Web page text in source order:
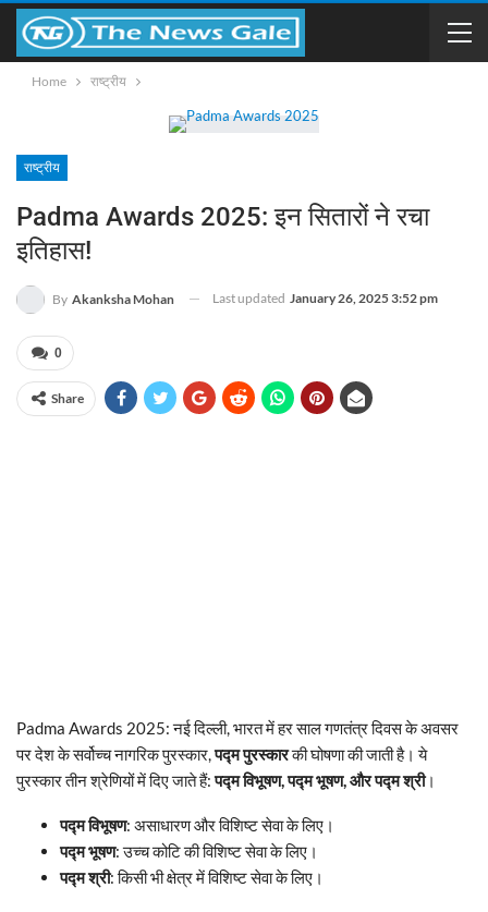
Home राष्ट्रीय
राष्ट्रीय
Padma Awards 2025: इन सितारों ने रचा
इतिहास!
By Akanksha Mohan Last updated January 26, 2025 3:52 pm
0
Share
Padma Awards 2025: नई दिल्ली, भारत में हर साल गणतंत्र दिवस के अवसर
पर देश के सर्वोच्च नागरिक पुरस्कार,पद्म पुरस्कारकी घोषणा की जाती है। ये
पुरस्कार तीन श्रेणियों में दिए जाते हैं:पद्म विभूषण, पद्म भूषण, और पद्म श्री।
पद्म विभूषण: असाधारण और विशिष्ट सेवा के लिए।
पद्म भूषण: उच्च कोटि की विशिष्ट सेवा के लिए।
पद्म श्री: किसी भी क्षेत्र में विशिष्ट सेवा के लिए।